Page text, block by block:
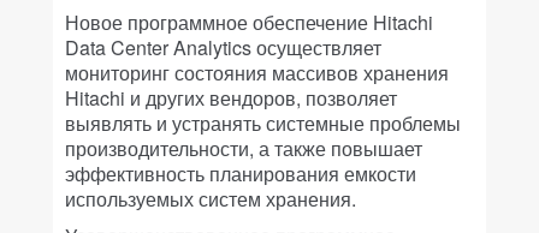
Новое программное обеспечение Hitachi
Data Center Analytics осуществляет
мониторинг состояния массивов хранения
Hitachi и других вендоров, позволяет
выявлять и устранять системные проблемы
производительности, а также повышает
эффективность планирования емкости
используемых систем хранения.